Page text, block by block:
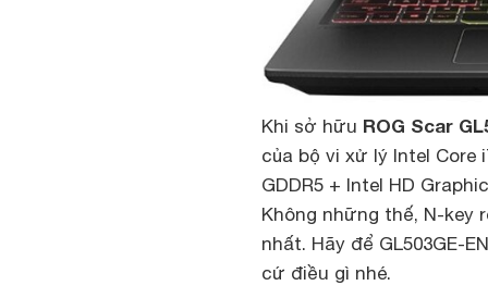
Khi sở hữu ROG Scar
của bộ vi xử lý Intel Core
GDDR5 + Intel HD
Không những thế, N-key
nhất. Hãy để GL503GE-
cứ điều gì nhé.